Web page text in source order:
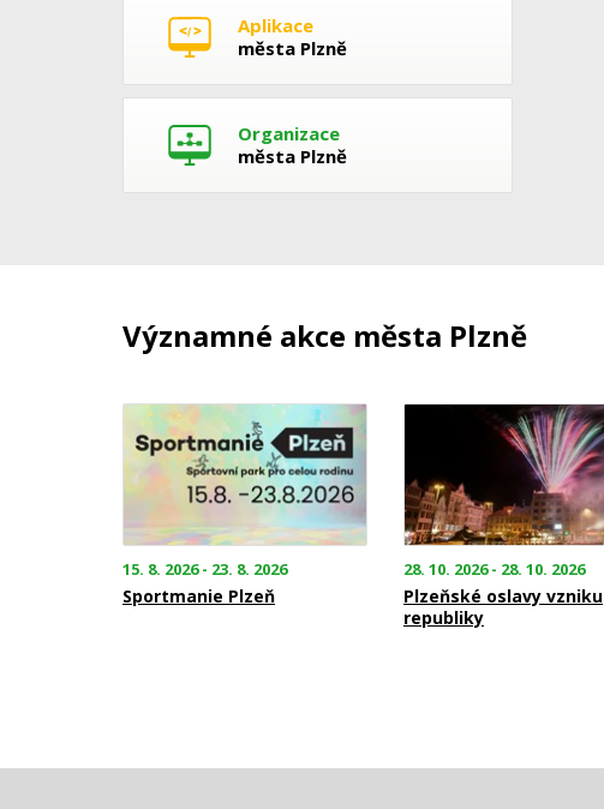
Aplikace
města Plzně
Organizace
města Plzně
Významné akce města Plzně
15. 8. 2026 - 23. 8. 2026
Sportmanie Plzeň
28. 10. 2026 - 28. 10. 2026
Plzeňské oslavy vzniku
republiky